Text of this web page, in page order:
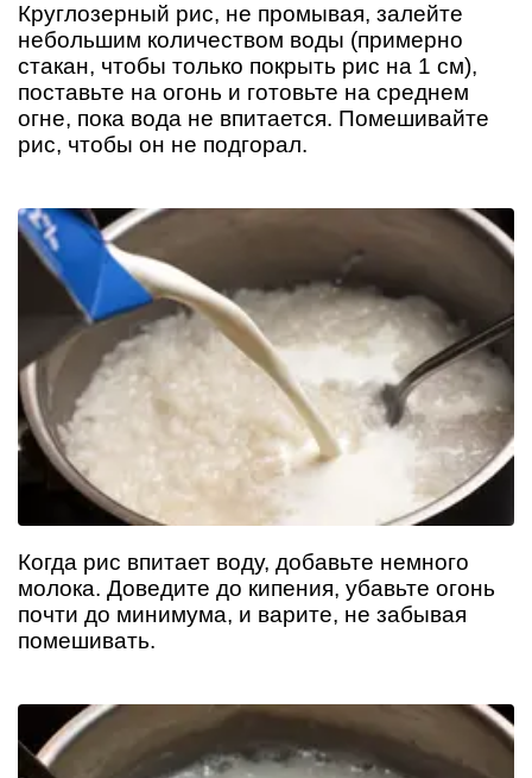
Круглозерный рис, не промывая, залейте
небольшим количеством воды (примерно
стакан, чтобы только покрыть рис на 1 см),
поставьте на огонь и готовьте на среднем
огне, пока вода не впитается. Помешивайте
рис, чтобы он не подгорал.
Когда рис впитает воду, добавьте немного
молока. Доведите до кипения, убавьте огонь
почти до минимума, и варите, не забывая
помешивать.